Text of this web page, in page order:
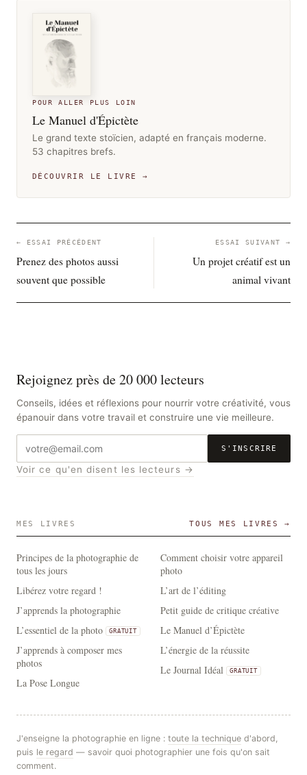
POUR ALLER PLUS LOIN
Le Manuel d'Épictète
Le grand texte stoïcien, adapté en français moderne.
53 chapitres brefs.
DÉCOUVRIR LE LIVRE →
← ESSAI PRÉCÉDENT
Prenez des photos aussi
souvent que possible
ESSAI SUIVANT →
Un projet créatif est un
animal vivant
Rejoignez près de 20 000 lecteurs
Conseils, idées et réflexions pour nourrir votre créativité, vous
épanouir dans votre travail et construire une vie meilleure.
Adresse
e-
mail
S'INSCRIRE
Voir ce qu'en disent les lecteurs →
MES LIVRES TOUS MES LIVRES →
Principes de la photographie de
tous les jours
Libérez votre regard !
J’apprends la photographie
L’essentiel de la photo
GRATUIT
J’apprends à composer mes
photos
La Pose Longue
Comment choisir votre appareil
photo
L’art de l’éditing
Petit guide de critique créative
Le Manuel d’Épictète
L’énergie de la réussite
Le Journal Idéal
GRATUIT
J'enseigne la photographie en ligne : toute la technique d'abord,
puis le regard — savoir quoi photographier une fois qu'on sait
comment.